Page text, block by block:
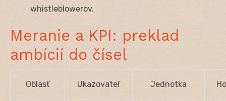
whistleblowerov.
Meranie a KPI: preklad
ambícií do čísel
Oblasť Ukazovateľ Jednotka